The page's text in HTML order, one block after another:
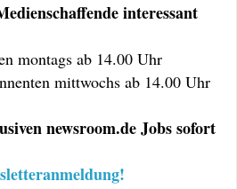
interessant
montags ab 14.00 Uhr
mittwochs ab 14.00 Uhr
newsroom.de Jobs sofort